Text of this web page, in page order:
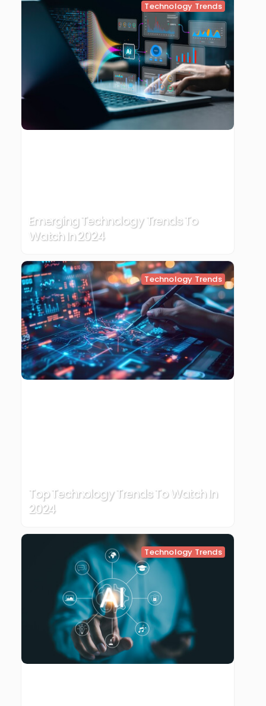
Technology Trends
Emerging Technology Trends To
Watch In 2024
Technology Trends
Top Technology Trends To Watch In
2024
Technology Trends